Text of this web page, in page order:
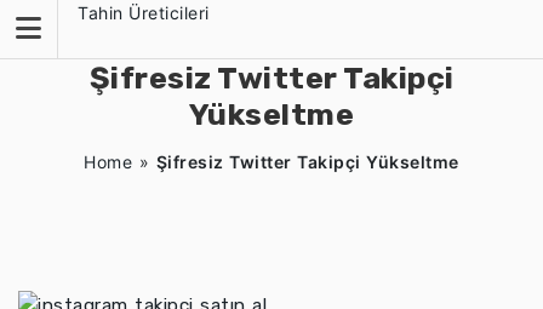
content
Tahin Üreticileri
Şifresiz Twitter Takipçi
Yükseltme
Home » Şifresiz Twitter Takipçi Yükseltme